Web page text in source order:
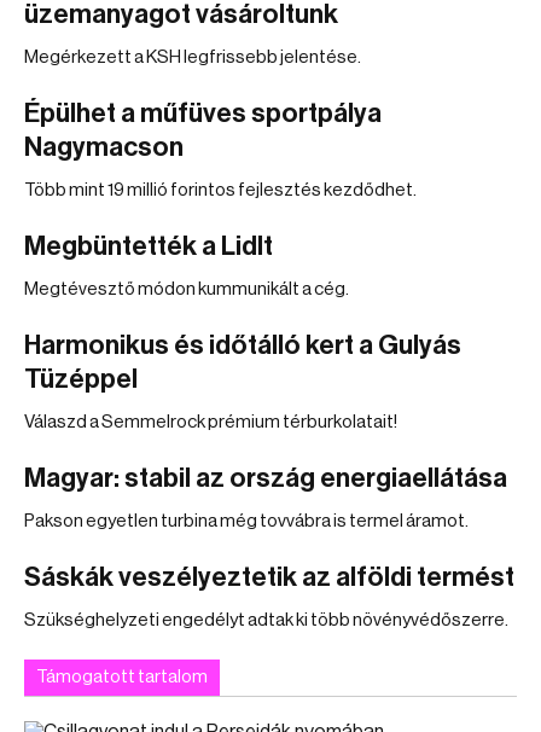
üzemanyagot vásároltunk
Megérkezett a KSH legfrissebb jelentése.
Épülhet a műfüves sportpálya
Nagymacson
Több mint 19 millió forintos fejlesztés kezdődhet.
Megbüntették a Lidlt
Megtévesztő módon kummunikált a cég.
Harmonikus és időtálló kert a Gulyás
Tüzéppel
Válaszd a Semmelrock prémium térburkolatait!
Magyar: stabil az ország energiaellátása
Pakson egyetlen turbina még tovvábra is termel áramot.
Sáskák veszélyeztetik az alföldi termést
Szükséghelyzeti engedélyt adtak ki több növényvédőszerre.
Támogatott tartalom